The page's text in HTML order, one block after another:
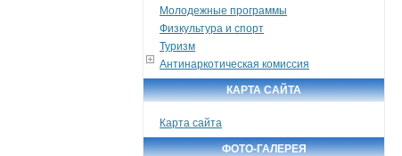
Молодежные программы
Физкультура и спорт
Туризм
Антинаркотическая комиссия
КАРТА САЙТА
Карта сайта
ФОТО-ГАЛЕРЕЯ